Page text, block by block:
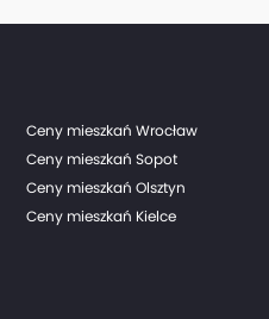
Ceny mieszkań Wrocław
Ceny mieszkań Sopot
Ceny mieszkań Olsztyn
Ceny mieszkań Kielce